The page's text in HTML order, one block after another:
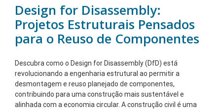
Design for Disassembly:
Projetos Estruturais Pensados
para o Reuso de Componentes
Descubra como o Design for Disassembly (DfD) está
revolucionando a engenharia estrutural ao permitir a
desmontagem e reuso planejado de componentes,
contribuindo para uma construção mais sustentável e
alinhada com a economia circular. A construção civil é uma